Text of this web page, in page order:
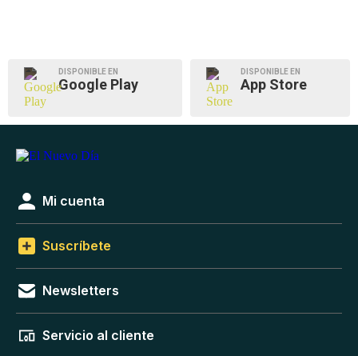
DISPONIBLE EN
Google Play
DISPONIBLE EN
App Store
Mi cuenta
Suscríbete
Newsletters
Servicio al cliente